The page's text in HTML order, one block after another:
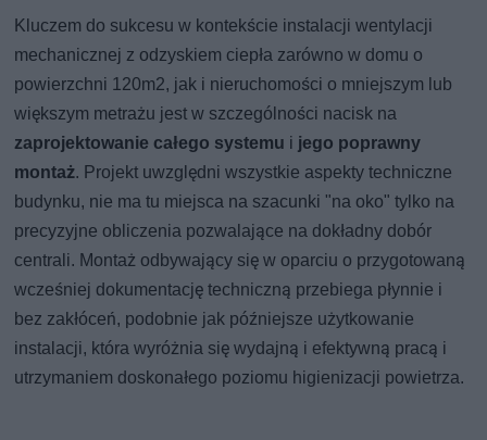
Kluczem do sukcesu w kontekście instalacji wentylacji
mechanicznej z odzyskiem ciepła zarówno w domu o
powierzchni 120m2, jak i nieruchomości o mniejszym lub
większym metrażu jest w szczególności nacisk na
zaprojektowanie całego systemu i jego poprawny
montaż. Projekt uwzględni wszystkie aspekty techniczne
budynku, nie ma tu miejsca na szacunki "na oko" tylko na
precyzyjne obliczenia pozwalające na dokładny dobór
centrali. Montaż odbywający się w oparciu o przygotowaną
wcześniej dokumentację techniczną przebiega płynnie i
bez zakłóceń, podobnie jak późniejsze użytkowanie
instalacji, która wyróżnia się wydajną i efektywną pracą i
utrzymaniem doskonałego poziomu higienizacji powietrza.